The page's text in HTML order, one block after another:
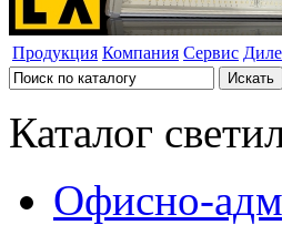
Продукция Компания Сервис
Каталог
Офисно-